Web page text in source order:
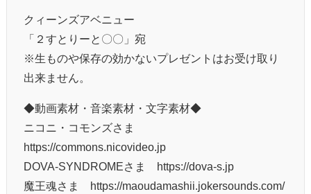
クィーンズアベニュー
「２すとりーと〇〇」宛
※生ものや保存の効かないプレゼントはお受け取り
出来ません。
◆動画素材・音楽素材・文字素材◆
ニコニ・コモンズさま
https://commons.nicovideo.jp
DOVA-SYNDROMEさま https://dova-s.jp
魔王魂さま https://maoudamashii.jokersounds.com/